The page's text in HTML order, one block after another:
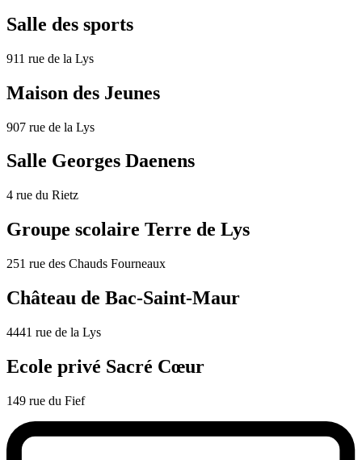
Salle des sports
911 rue de la Lys
Maison des Jeunes
907 rue de la Lys
Salle Georges Daenens
4 rue du Rietz
Groupe scolaire Terre de Lys
251 rue des Chauds Fourneaux
Château de Bac-Saint-Maur
4441 rue de la Lys
Ecole privé Sacré Cœur
149 rue du Fief